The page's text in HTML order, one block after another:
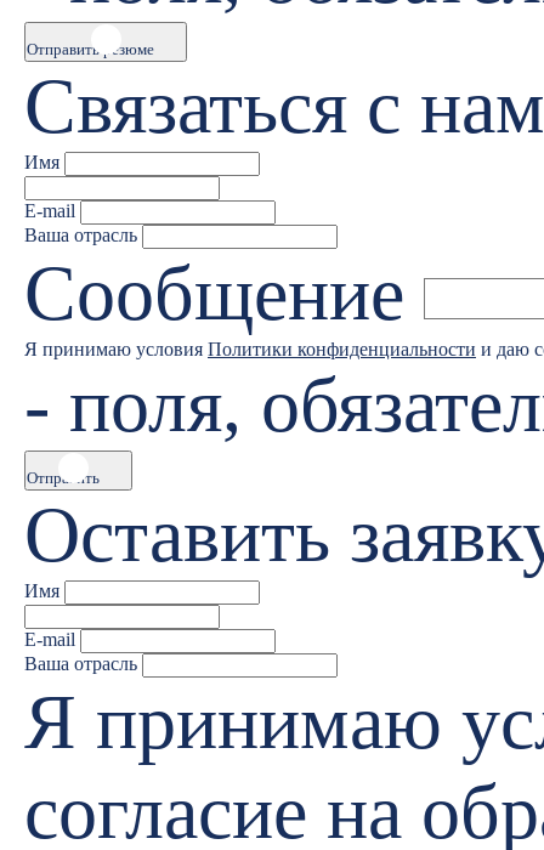
Отправить резюме
Связаться с
Имя
E-mail
Ваша отрасль
Сообщение
Я принимаю условия Политики конфиденциальности и даю
- поля,
Отправить
Оставить
Имя
E-mail
Ваша отрасль
Я принимаю
согласие на